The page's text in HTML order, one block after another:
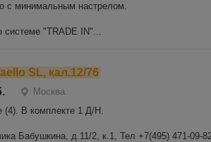
с минимальным настрелом.
системе "TRADE IN"...
SL, кал.12/76
Москва
(4). В комплекте 1 Д/Н.
Бабушкина, д.11/2, к.1, Тел +7(495) 471-09-